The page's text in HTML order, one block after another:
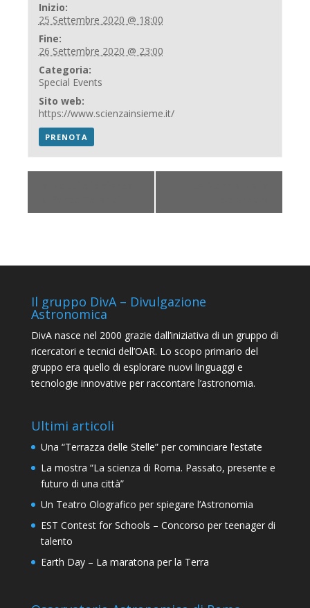
Inizio:
25 Settembre 2020 @ 18:00
Fine:
26 Settembre 2020 @ 23:00
Categoria:
Special Events
Sito web:
https://www.scienzainsieme.it/
PRENOTA
Il gruppo DivA – Divulgazione
Astronomica
DivA nasce nel 2000 grazie dall’iniziativa di un gruppo di
ricercatori e tecnici dell’OAR. Lo scopo primario del
gruppo era quello di esplorare nuovi linguaggi e
tecnologie innovative per raccontare l’astronomia.
Ultimi articoli
Una “Terrazza delle Stelle” per cominciare l’estate
La mostra “La scienza di Roma. Passato, presente e
futuro di una città”
Un Teatro Olografico per spiegare l’Astronomia
EST Contest for Schools – Concorso per teenager di
talento
Earth Day – La maratona per la Terra